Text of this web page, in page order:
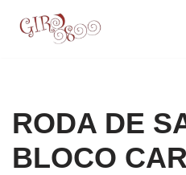
RODA DE
BLOCO